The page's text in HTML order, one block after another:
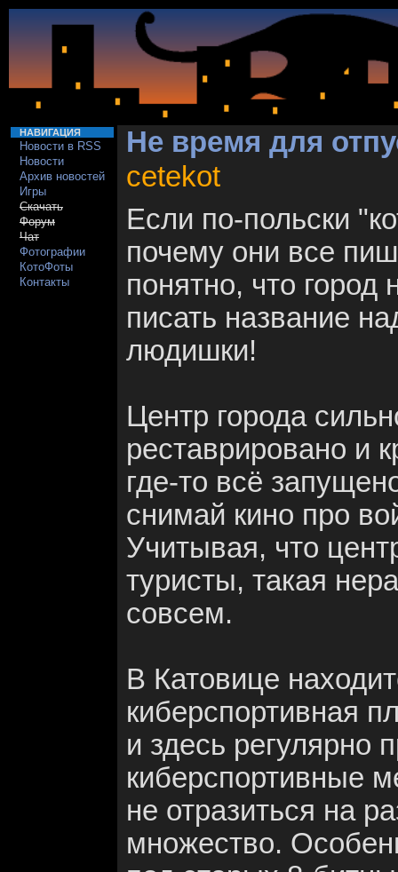
НАВИГАЦИЯ
Новости в RSS
Новости
Архив новостей
Игры
Скачать
Форум
Чат
Фотографии
КотоФоты
Контакты
Не время для
cetekot
Если по-польски
почему они все
понятно, что город
писать название
людишки!
Центр города
реставрировано и
где-то всё
снимай кино про
Учитывая, что
туристы, такая
совсем.
В Катовице
киберспортивная
и здесь регулярно
киберспортивные
не отразиться на
множество.